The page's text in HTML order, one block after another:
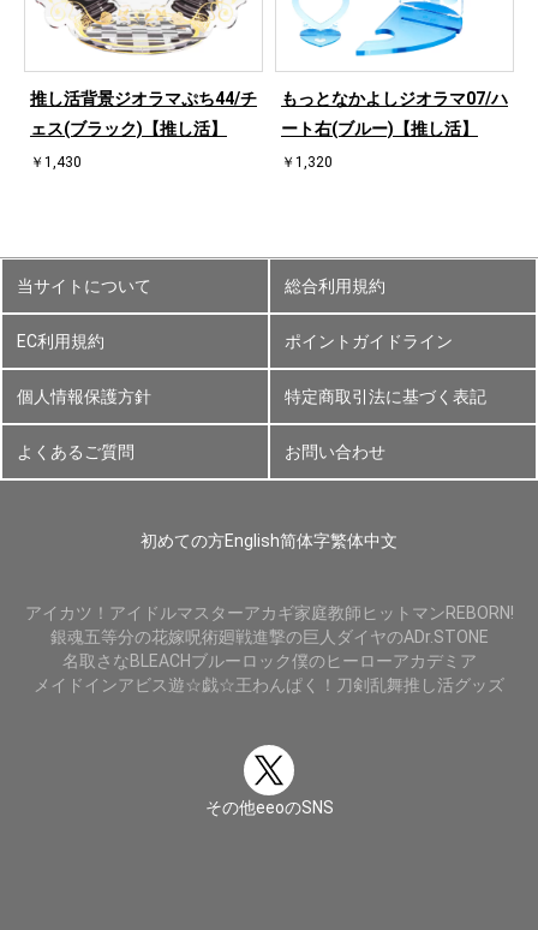
推し活背景ジオラマぷち44/チ
ェス(ブラック)【推し活】
￥1,430
もっとなかよしジオラマ07/ハ
ート右(ブルー)【推し活】
￥1,320
当サイトについて 総合利用規約
EC利用規約 ポイントガイドライン
個人情報保護方針 特定商取引法に基づく表記
よくあるご質問 お問い合わせ
初めての方English简体字繁体中文
アイカツ！ アイドルマスターアカギ家庭教師ヒットマンREBORN!
銀魂五等分の花嫁呪術廻戦進撃の巨人 ダイヤのADr.STONE
名取さなBLEACHブルーロック僕のヒーローアカデミア
メイドインアビス遊☆戯☆王わんぱく！刀剣乱舞推し活グッズ
その他eeoのSNS